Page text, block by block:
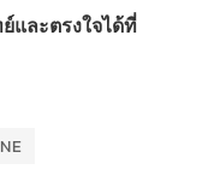
และตรงใจได้ที่